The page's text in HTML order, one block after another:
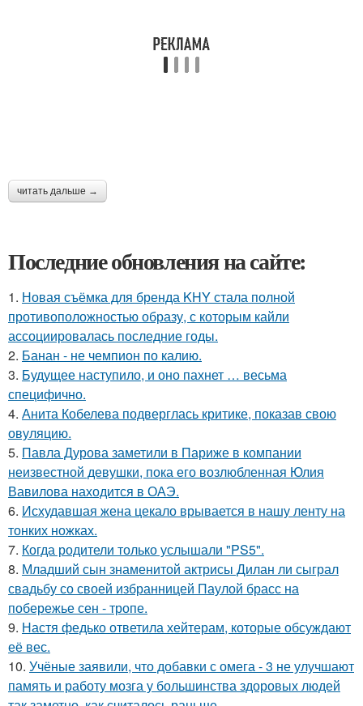
читать дальше →
Последние обновления на сайте:
1. Новая съёмка для бренда KHY стала полной
противоположностью образу, с которым кайли
ассоциировалась последние годы.
2. Банан - не чемпион по калию.
3. Будущее наступило, и оно пахнет … весьма
специфично.
4. Анита Кобелева подверглась критике, показав свою
овуляцию.
5. Павла Дурова заметили в Париже в компании
неизвестной девушки, пока его возлюбленная Юлия
Вавилова находится в ОАЭ.
6. Исхудавшая жена цекало врывается в нашу ленту на
тонких ножках.
7. Когда родители только услышали "PS5".
8. Младший сын знаменитой актрисы Дилан ли сыграл
свадьбу со своей избранницей Паулой брасс на
побережье сен - тропе.
9. Настя федько ответила хейтерам, которые обсуждают
её вес.
10. Учёные заявили, что добавки с омега - 3 не улучшают
память и работу мозга у большинства здоровых людей